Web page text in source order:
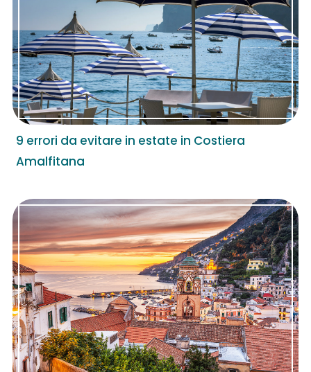
9 errori da evitare in estate in Costiera
Amalfitana